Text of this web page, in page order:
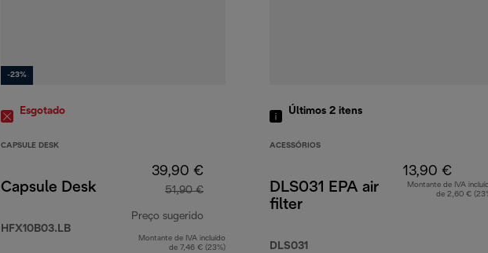
-23%
Esgotado
CAPSULE DESK
Capsule Desk
HFX10B03.LB
39,90 €
51,90 €
Preço sugerido
preço original 51,90 €
Montante de IVA incluído
de 7,46 € (23%)
Últimos 2 itens
ACESSÓRIOS
DLS031 EPA air
filter
DLS031
13,90 €
Montante de IVA
de 2,60 €